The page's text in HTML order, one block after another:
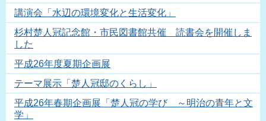
講演会「水辺の環境変化と生活変化」
杉村楚人冠記念館・市民図書館共催 読書会を開催しま
した
平成26年度夏期企画展
テーマ展示「楚人冠邸のくらし」
平成26年春期企画展「楚人冠の学び ～明治の青年と文
学」